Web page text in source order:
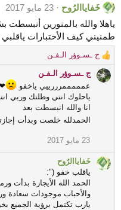
n
s
:
خَفاياالرُوح
23 مايو 2017
ياهلا والله بالمنورين أنبسطت
طمنيني كيف الأختبارات
R
e
a
ج ـسـوؤر الـفـن
ج ـسـوؤر الـفـن
عمممممرررييي ياخفو
ياحلوك انتي وطلتك وربي
انا والله انبسطت بعد
الحمدلله خلصت وبدأت
23 مايو 2017
خَفاياالرُوح
ياقلب خفو (":
الحمد الله الأيجازة بدأت
والأحباب موجودات سعادة
يارب تكتمل برؤية الجميع